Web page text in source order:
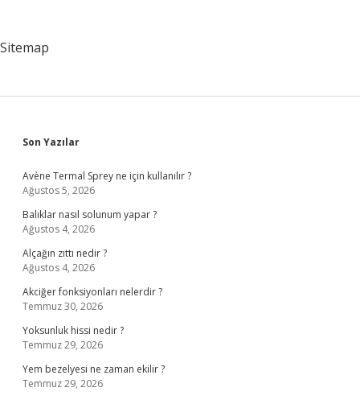
Sitemap
Sidebar
Son Yazılar
Avène Termal Sprey ne için kullanılır ?
Ağustos 5, 2026
Balıklar nasıl solunum yapar ?
Ağustos 4, 2026
Alçağın zıttı nedir ?
Ağustos 4, 2026
Akciğer fonksiyonları nelerdir ?
Temmuz 30, 2026
Yoksunluk hissi nedir ?
Temmuz 29, 2026
Yem bezelyesi ne zaman ekilir ?
Temmuz 29, 2026